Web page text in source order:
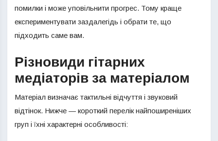
помилки і може уповільнити прогрес. Тому краще
експериментувати заздалегідь і обрати те, що
підходить саме вам.
Різновиди гітарних
медіаторів за матеріалом
Матеріал визначає тактильні відчуття і звуковий
відтінок. Нижче — короткий перелік найпоширеніших
груп і їхні характерні особливості: